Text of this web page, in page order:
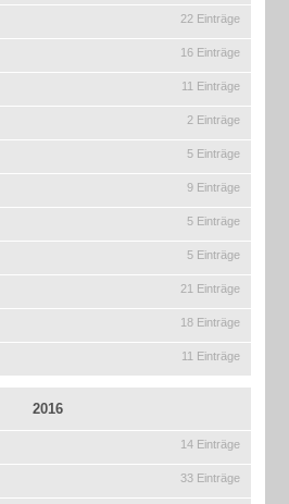
22 Einträge
16 Einträge
11 Einträge
2 Einträge
5 Einträge
9 Einträge
5 Einträge
5 Einträge
21 Einträge
18 Einträge
11 Einträge
2016
14 Einträge
33 Einträge